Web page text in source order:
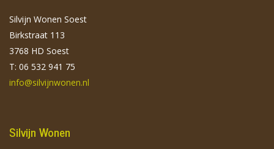
Silvijn Wonen Soest
Birkstraat 113
3768 HD Soest
T: 06 532 941 75
info@silvijnwonen.nl
Silvijn Wonen